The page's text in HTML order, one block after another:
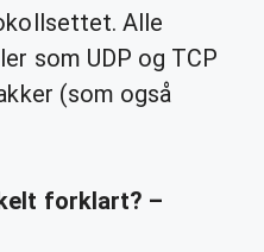
Alle
som UDP og TCP
(som også
forklart? –